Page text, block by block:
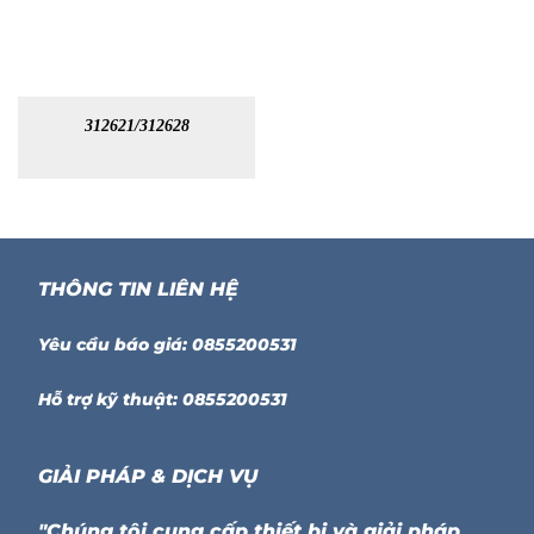
312621/312628
THÔNG TIN LIÊN HỆ
Yêu cầu báo giá: 0855200531
Hỗ trợ kỹ thuật: 0855200531
GIẢI PHÁP & DỊCH VỤ